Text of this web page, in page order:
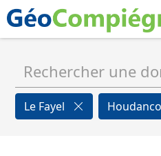
Le Fayel